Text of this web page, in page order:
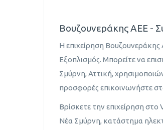
Βουζουνεράκης ΑΕΕ -
Η επιχείρηση
Εξοπλισμός. Μπορείτε να
Σμύρνη, Αττική,
προσφορές επικοινωνήστε
Βρίσκετε την επιχείρηση
Νέα Σμύρνη, κατάστημα